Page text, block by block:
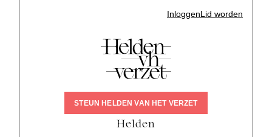
STEUN HELDEN VAN HET VERZET
Inloggen Lid worden
Helden